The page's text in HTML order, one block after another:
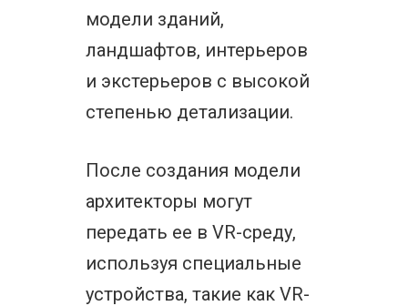
модели зданий,
ландшафтов, интерьеров
и экстерьеров с высокой
степенью детализации.
После создания модели
архитекторы могут
передать ее в VR-среду,
используя специальные
устройства, такие как VR-